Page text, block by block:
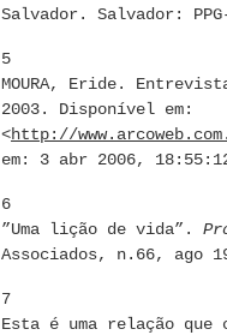
Salvador. Salvador:
5
MOURA, Eride.
2003. Disponível em:
<http://
em: 3 abr 2006,
6
”Uma lição de vida”.
Associados, n.66, ago
7
Esta é uma relação